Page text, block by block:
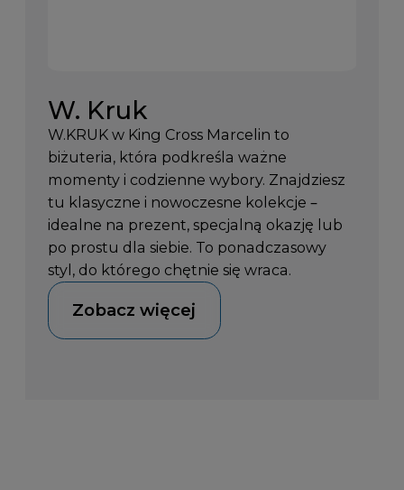
W. Kruk
W.KRUK w King Cross Marcelin to
biżuteria, która podkreśla ważne
momenty i codzienne wybory. Znajdziesz
tu klasyczne i nowoczesne kolekcje –
idealne na prezent, specjalną okazję lub
po prostu dla siebie. To ponadczasowy
styl, do którego chętnie się wraca.
Zobacz więcej